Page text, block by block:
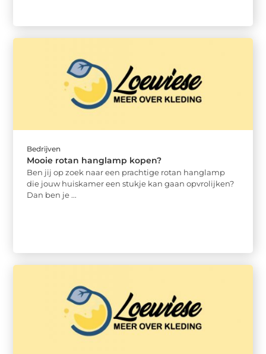
Bedrijven
Mooie rotan hanglamp kopen?
Ben jij op zoek naar een prachtige rotan hanglamp
die jouw huiskamer een stukje kan gaan opvrolijken?
Dan ben je ...